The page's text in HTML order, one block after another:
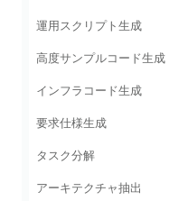
運用スクリプト生成
高度サンプルコード生成
インフラコード生成
要求仕様生成
タスク分解
アーキテクチャ抽出